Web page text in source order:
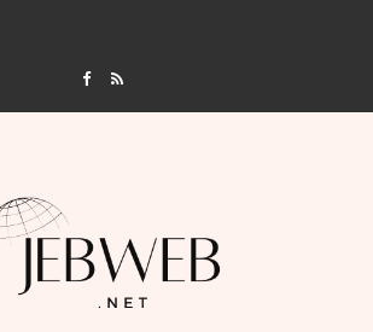
CHRONIQUE : LE GUIDE PRATIQUE POUR